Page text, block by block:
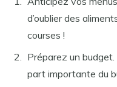
d’oublier des
courses !
Préparez un
part importante du